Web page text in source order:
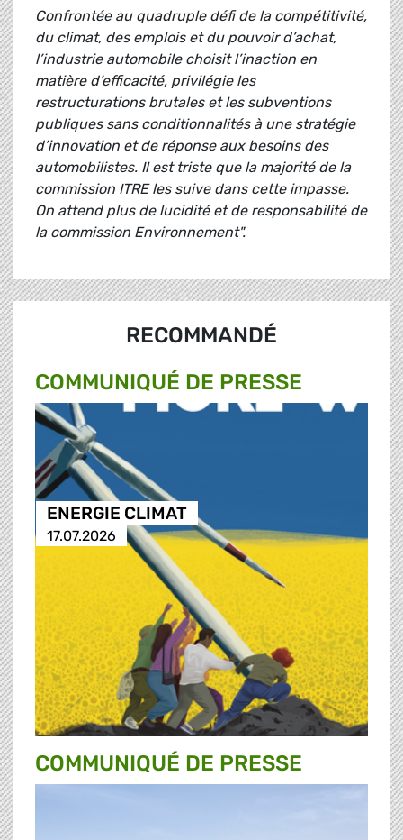
Confrontée au quadruple défi de la compétitivité,
du climat, des emplois et du pouvoir d’achat,
l’industrie automobile choisit l’inaction en
matière d’efficacité, privilégie les
restructurations brutales et les subventions
publiques sans conditionnalités à une stratégie
d’innovation et de réponse aux besoins des
automobilistes. Il est triste que la majorité de la
commission ITRE les suive dans cette impasse.
On attend plus de lucidité et de responsabilité de
la commission Environnement".
RECOMMANDÉ
COMMUNIQUÉ DE PRESSE
ENERGIE CLIMAT
17.07.2026
COMMUNIQUÉ DE PRESSE